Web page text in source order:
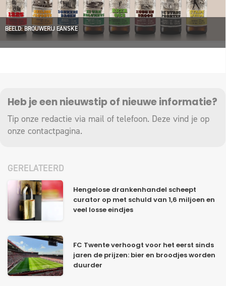
BEELD: BROUWERIJ EANSKE
Heb je een nieuwstip of nieuwe informatie?
Tip onze redactie via mail of telefoon. Deze vind je op
onze contactpagina.
GERELATEERD
Hengelose drankenhandel scheept
curator op met schuld van 1,6 miljoen en
veel losse eindjes
FC Twente verhoogt voor het eerst sinds
jaren de prijzen: bier en broodjes worden
duurder